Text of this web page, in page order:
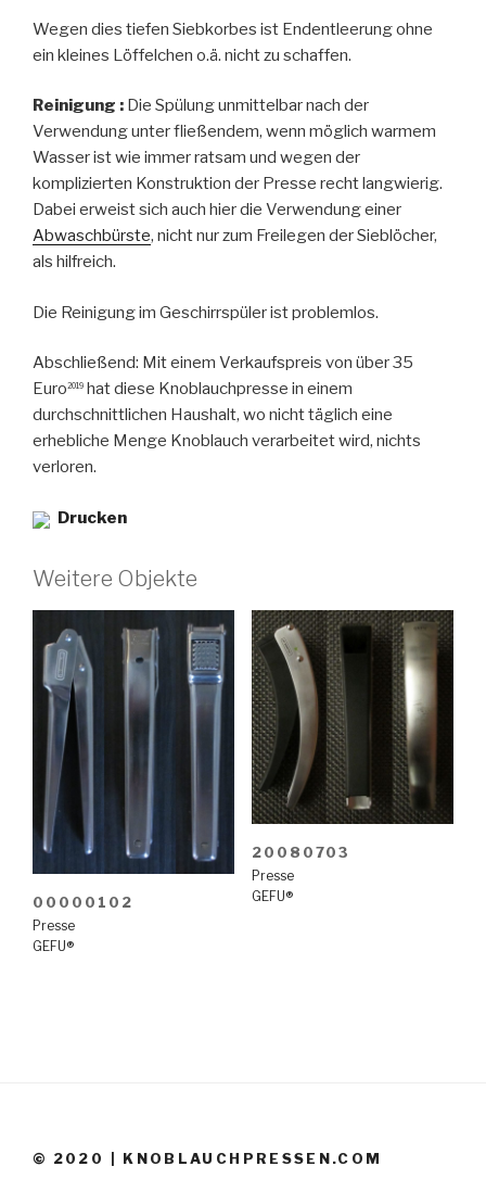
Wegen dies tiefen Siebkorbes ist Endentleerung ohne
ein kleines Löffelchen o.ä. nicht zu schaffen.
Reinigung : Die Spülung unmittelbar nach der
Verwendung unter fließendem, wenn möglich warmem
Wasser ist wie immer ratsam und wegen der
komplizierten Konstruktion der Presse recht langwierig.
Dabei erweist sich auch hier die Verwendung einer
Abwaschbürste, nicht nur zum Freilegen der Sieblöcher,
als hilfreich.
Die Reinigung im Geschirrspüler ist problemlos.
Abschließend: Mit einem Verkaufspreis von über 35
Euro2019 hat diese Knoblauchpresse in einem
durchschnittlichen Haushalt, wo nicht täglich eine
erhebliche Menge Knoblauch verarbeitet wird, nichts
verloren.
Drucken
Weitere Objekte
00000102
Presse
GEFU®
20080703
Presse
GEFU®
© 2020 | KNOBLAUCHPRESSEN.COM